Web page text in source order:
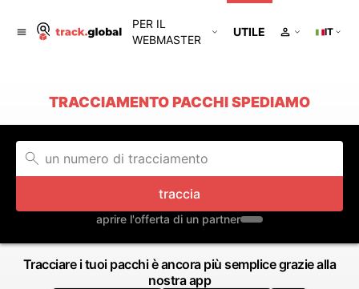
PER IL
WEBMASTER
UTILE IT
TRACCIAMENTO PACCHI SPEDIAMO
traccia
aprire l'offerta di un partner
Tracciare i tuoi pacchi è ancora più semplice grazie alla
nostra app